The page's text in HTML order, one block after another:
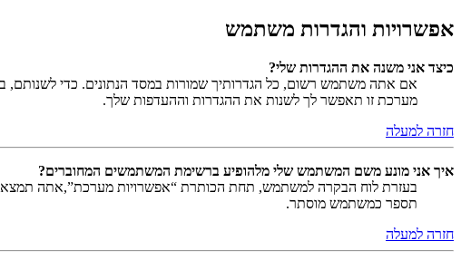
אפשרויות והגדרות משתמש
כיצד אני משנה את ההגדרות שלי?
אם אתה משתמש רשום, כל הגדרותיך שמורות במסד הנתונים. כדי לשנותם,
מערכת זו תאפשר לך לשנות את ההגדרות וההעדפות שלך.
חזרה למעלה
איך אני מונע משם המשתמש שלי מלהופיע ברשימת המשתמשים המחוברים?
בעזרת לוח הבקרה למשתמש, תחת הכותרת “אפשרויות מערכת”,אתה
תספר כמשתמש מוסתר.
חזרה למעלה